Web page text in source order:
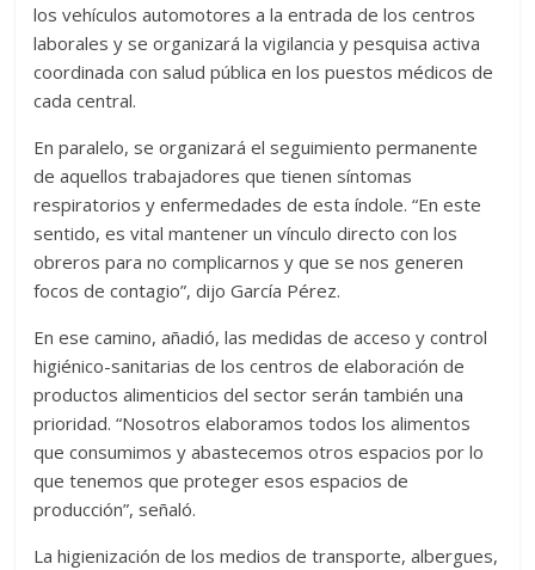
los vehículos automotores a la entrada de los centros
laborales y se organizará la vigilancia y pesquisa activa
coordinada con salud pública en los puestos médicos de
cada central.
En paralelo, se organizará el seguimiento permanente
de aquellos trabajadores que tienen síntomas
respiratorios y enfermedades de esta índole. “En este
sentido, es vital mantener un vínculo directo con los
obreros para no complicarnos y que se nos generen
focos de contagio”, dijo García Pérez.
En ese camino, añadió, las medidas de acceso y control
higiénico-sanitarias de los centros de elaboración de
productos alimenticios del sector serán también una
prioridad. “Nosotros elaboramos todos los alimentos
que consumimos y abastecemos otros espacios por lo
que tenemos que proteger esos espacios de
producción”, señaló.
La higienización de los medios de transporte, albergues,